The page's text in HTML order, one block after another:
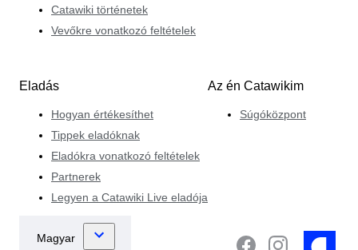
Catawiki történetek
Vevőkre vonatkozó feltételek
Eladás
Hogyan értékesíthet
Tippek eladóknak
Eladókra vonatkozó feltételek
Partnerek
Legyen a Catawiki Live eladója
Az én Catawikim
Súgóközpont